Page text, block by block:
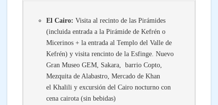
El Cairo: Visita al recinto de las Pirámides
(incluida entrada a la Pirámide de Kefrén o
Micerinos + la entrada al Templo del Valle de
Kefrén) y visita rencinto de la Esfinge. Nuevo
Gran Museo GEM, Sakara, barrio Copto,
Mezquita de Alabastro, Mercado de Khan
el Khalili y excursión del Cairo nocturno con
cena cairota (sin bebidas)